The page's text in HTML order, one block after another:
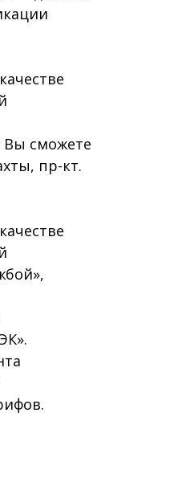
Вы сможете
пр-кт.